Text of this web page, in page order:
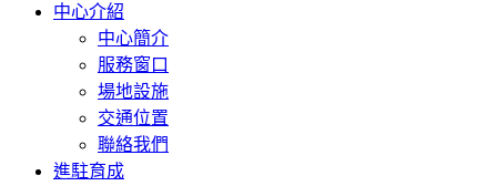
中心介紹
中心簡介
服務窗口
場地設施
交通位置
聯絡我們
進駐育成